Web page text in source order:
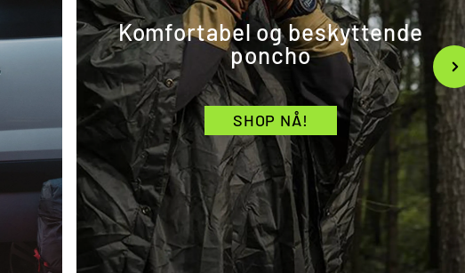
Komfortabel og beskyttende
poncho
SHOP NÅ!